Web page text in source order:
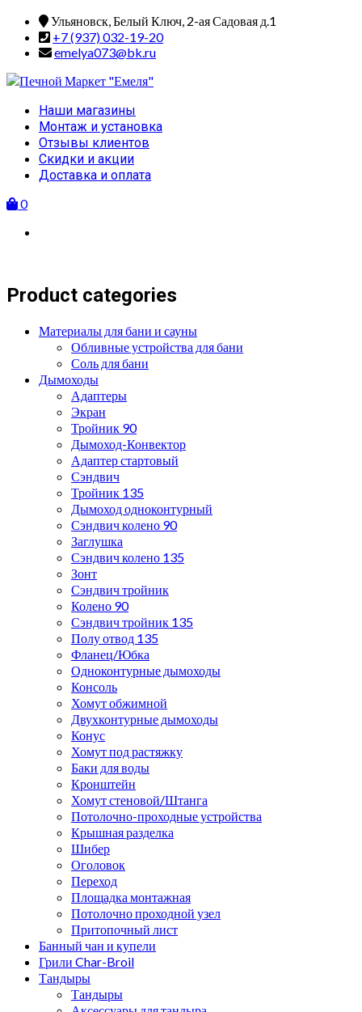
Skip
content
Ульяновск, Белый Ключ, 2-ая Садовая д.1
+7 (937) 032-19-20
emelya073@bk.ru
Primary
Menu
Наши магазины
Монтаж и установка
Отзывы клиентов
Скидки и акции
Доставка и оплата
0
Product categories
Материалы для бани и сауны
Обливные устройства для бани
Соль для бани
Дымоходы
Адаптеры
Экран
Тройник 90
Дымоход-Конвектор
Адаптер стартовый
Сэндвич
Тройник 135
Дымоход одноконтурный
Сэндвич колено 90
Заглушка
Сэндвич колено 135
Зонт
Сэндвич тройник
Колено 90
Сэндвич тройник 135
Полу отвод 135
Фланец/Юбка
Одноконтурные дымоходы
Консоль
Хомут обжимной
Двухконтурные дымоходы
Конус
Хомут под растяжку
Баки для воды
Кронштейн
Хомут стеновой/Штанга
Потолочно-проходные устройства
Крышная разделка
Шибер
Оголовок
Переход
Площадка монтажная
Потолочно проходной узел
Притопочный лист
Банный чан и купели
Грили Char-Broil
Тандыры
Тандыры